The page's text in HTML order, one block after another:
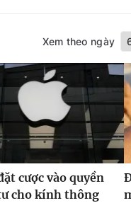
Xem theo ngày
cược vào quyền
cho kính thông